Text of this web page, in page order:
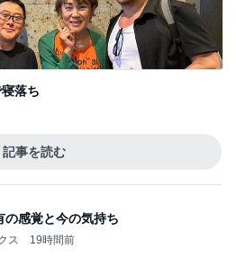
落ち
記事を読む
の感覚と今の気持ち
ス 19時間前